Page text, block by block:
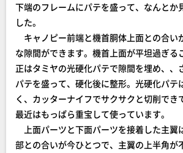
下端のフレームにパテを盛って、なんとか
した。
キャノピー前端と機首胴体上面との合い
な隙間ができます。機首上面が平坦過ぎる
正はタミヤの光硬化パテで隙間を埋め、、
パテを盛って、硬化後に整形。光硬化パテ
く、カッターナイフでサクサクと切削でき
最近はもっぱら重宝して使っています。
上面パーツと下面パーツを接着した主翼
部との合いが今ひとつで、主翼の上半角が